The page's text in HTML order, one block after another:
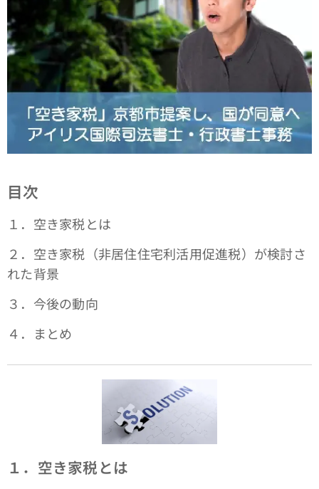
目次
１．空き家税とは
２．空き家税（非居住住宅利活用促進税）が検討さ
れた背景
３．今後の動向
４．まとめ
１．空き家税とは